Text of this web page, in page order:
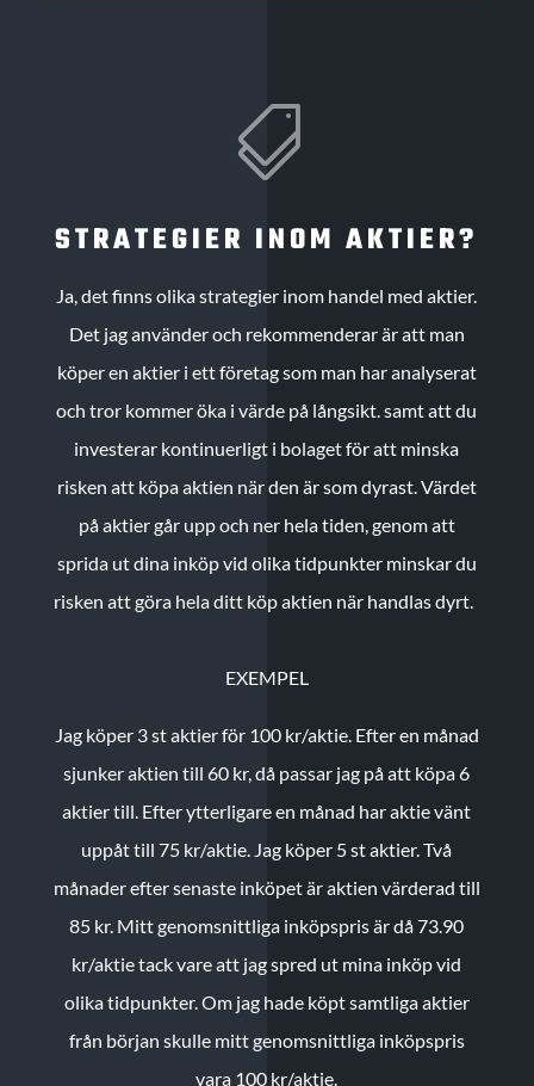

STRATEGIER INOM AKTIER?
Ja, det finns olika strategier inom handel med aktier.
Det jag använder och rekommenderar är att man
köper en aktier i ett företag som man har analyserat
och tror kommer öka i värde på långsikt. samt att du
investerar kontinuerligt i bolaget för att minska
risken att köpa aktien när den är som dyrast. Värdet
på aktier går upp och ner hela tiden, genom att
sprida ut dina inköp vid olika tidpunkter minskar du
risken att göra hela ditt köp aktien när handlas dyrt.
EXEMPEL
Jag köper 3 st aktier för 100 kr/aktie. Efter en månad
sjunker aktien till 60 kr, då passar jag på att köpa 6
aktier till. Efter ytterligare en månad har aktie vänt
uppåt till 75 kr/aktie. Jag köper 5 st aktier.Två
månader efter senaste inköpet är aktien värderad till
85 kr. Mitt genomsnittliga inköpspris är då 73.90
kr/aktie tack vare att jag spred ut mina inköp vid
olika tidpunkter. Om jag hade köpt samtliga aktier
från början skulle mitt genomsnittliga inköpspris
vara 100 kr/aktie.